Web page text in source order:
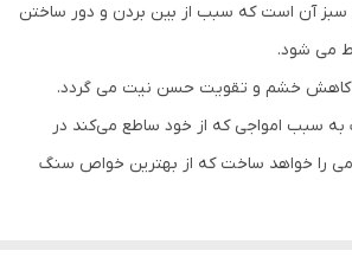
آن است که سبب از بین بردن و دور ساختن
می شود.
به سبب امواجی که از خود ساطع می‌کند در
را خواهد ساخت که از بهترین خواص سنگ